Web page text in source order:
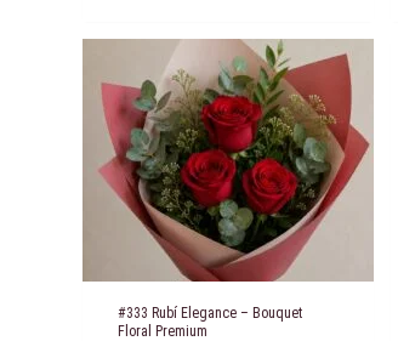
#333 Rubí Elegance – Bouquet
Floral Premium